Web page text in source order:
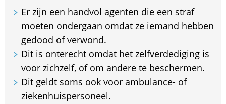
Er zijn een handvol agenten die een straf
moeten ondergaan omdat ze iemand hebben
gedood of verwond.
Dit is onterecht omdat het zelfverdediging is
voor zichzelf, of om andere te beschermen.
Dit geldt soms ook voor ambulance- of
ziekenhuispersoneel.